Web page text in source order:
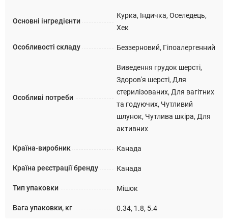
Основні інгредієнти
Курка, Індичка, Оселедець,
Хек
Особливості складу Беззерновий, Гіпоалергенний
Особливі потреби
Виведення грудок шерсті,
Здоров'я шерсті, Для
стерилізованих, Для вагітних
та годуючих, Чутливий
шлунок, Чутлива шкіра, Для
активних
Країна-виробник Канада
Країна реєстрації бренду Канада
Тип упаковки Мішок
Вага упаковки, кг 0.34, 1.8, 5.4